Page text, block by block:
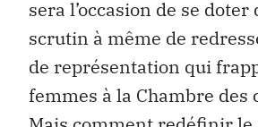
sera l’occasion de se doter
scrutin à même de
de représentation qui
femmes à la Chambre des